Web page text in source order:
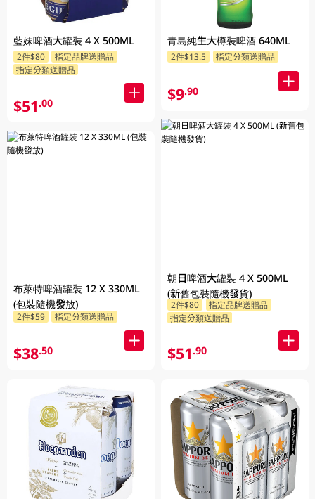
藍妹啤酒大罐裝 4 X 500ML
2件$80
指定品牌送贈品
指定分類送贈品
$51.00
布萊特啤酒罐裝 12 X 330ML
(包裝隨機發放)
2件$59 指定分類送贈品
$38.50
青島純生大樽裝啤酒 640ML
2件$13.5 指定分類送贈品
$9.90
朝日啤酒大罐裝 4 X 500ML
(新舊包裝隨機發貨)
2件$80
指定品牌送贈品
指定分類送贈品
$51.90